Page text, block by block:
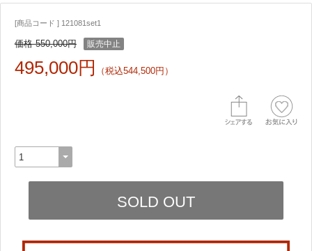
[商品コード ] 121081set1
価格 550,000円 販売中止
495,000円 （税込544,500円）